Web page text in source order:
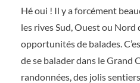
Hé oui ! Il y a forcément
les rives Sud, Ouest ou
opportunités de balades.
de se balader dans le Grand
randonnées, des jolis